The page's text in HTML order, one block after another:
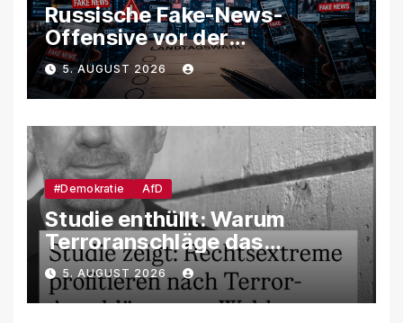
Russische Fake-News-
Offensive vor der
Landtagswahl – So soll
unsere Demokratie
manipuliert werden
5. AUGUST 2026
#Demokratie AfD
Studie enthüllt: Warum
Terroranschläge das
Wahlverhalten verändern –
und weshalb die AfD davon
besonders profitiert
5. AUGUST 2026